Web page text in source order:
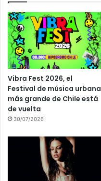
Vibra Fest 2026, el
Festival de música urbana
más grande de Chile está
de vuelta
30/07/2026